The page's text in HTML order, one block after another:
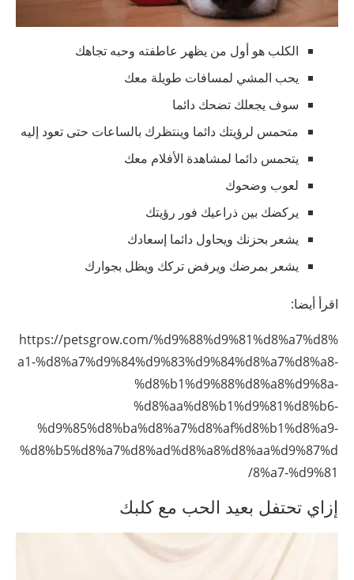
الكلب هو أول من يظهر عاطفته وحبه تجاهك
يحب المشي لمسافات طويلة معك
سوف يجعلك تضحك دائما
متحمس لرؤيتك دائما وينتظرك بالساعات حتى تعود إليه
يتحمس دائما لمشاهدة الأفلام معك
لعوب وضحوك
يركضك بين ذراعيك فور رؤيتك
يشعر بحزنك ويحاول دائما إسعادك
يشعر بمرضك ويرفض تركك ويظل بجوارك
اقرأ أيضا:
https://petsgrow.com/%d9%88%d9%81%d8%a7%d8%
a1-%d8%a7%d9%84%d9%83%d9%84%d8%a7%d8%a8-
%d8%b1%d9%88%d8%a8%d9%8a-
%d8%aa%d8%b1%d9%81%d8%b6-
%d9%85%d8%ba%d8%a7%d8%af%d8%b1%d8%a9-
%d8%b5%d8%a7%d8%ad%d8%a8%d8%aa%d9%87%d
8%a7-%d9%81/
إزاي تحتفل بعيد الحب مع كلبك